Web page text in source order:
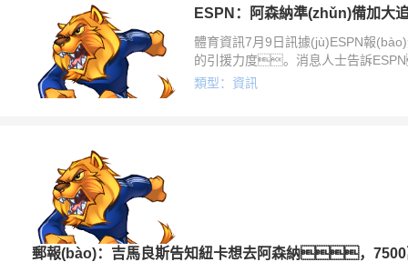
體育資訊7月9日訊據(jù)ESPN報
的引援力度。消息人士告訴
后，阿森納準(zhǔn)備加緊
類型：資訊
郵報(bào)：吉馬良斯告知紐卡想去阿森納，7500